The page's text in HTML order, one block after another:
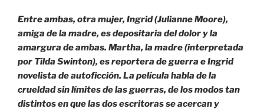
Entre ambas, otra mujer, Ingrid (Julianne Moore),
amiga de la madre, es depositaria del dolor y la
amargura de ambas. Martha, la madre (interpretada
por Tilda Swinton), es reportera de guerra e Ingrid
novelista de autoficción. La película habla de la
crueldad sin límites de las guerras, de los modos tan
distintos en que las dos escritoras se acercan y